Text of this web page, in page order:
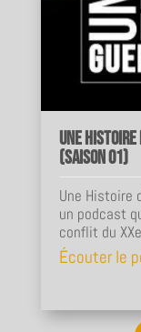
Une Histoire
(Saison 01)
Une Histoire
un podcast
conflit du
Écouter le